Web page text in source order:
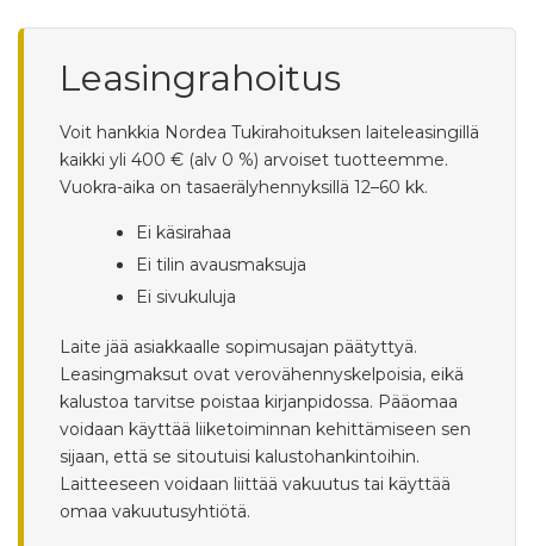
Leasingrahoitus
Voit hankkia Nordea Tukirahoituksen laiteleasingillä
kaikki yli 400 € (alv 0 %) arvoiset tuotteemme.
Vuokra-aika on tasaerälyhennyksillä 12–60 kk.
Ei käsirahaa
Ei tilin avausmaksuja
Ei sivukuluja
Laite jää asiakkaalle sopimusajan päätyttyä.
Leasingmaksut ovat verovähennyskelpoisia, eikä
kalustoa tarvitse poistaa kirjanpidossa. Pääomaa
voidaan käyttää liiketoiminnan kehittämiseen sen
sijaan, että se sitoutuisi kalustohankintoihin.
Laitteeseen voidaan liittää vakuutus tai käyttää
omaa vakuutusyhtiötä.